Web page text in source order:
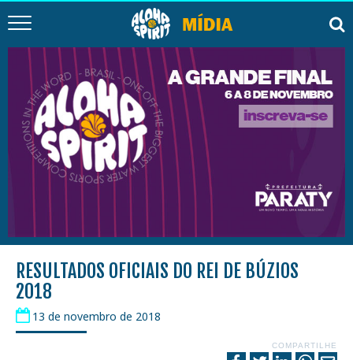
RESULTADOS OFICIAIS DO REI DE BÚZIOS
2018
13 de novembro de 2018
COMPARTILHE